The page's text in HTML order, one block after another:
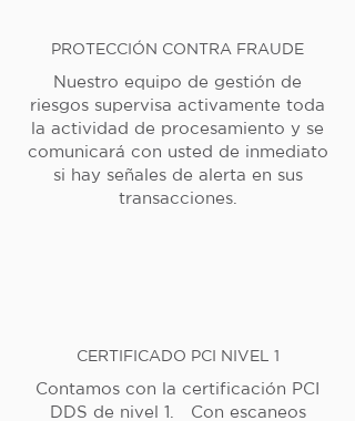
PROTECCIÓN CONTRA FRAUDE
Nuestro equipo de gestión de
riesgos supervisa activamente toda
la actividad de procesamiento y se
comunicará con usted de inmediato
si hay señales de alerta en sus
transacciones.
CERTIFICADO PCI NIVEL 1
Contamos con la certificación PCI
DDS de nivel 1. Con escaneos